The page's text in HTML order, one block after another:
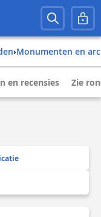
› Monumenten en
en recensies Zie